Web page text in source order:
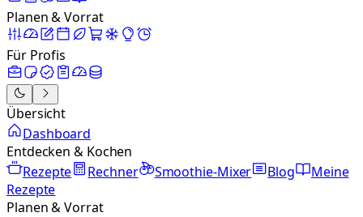
Planen & Vorrat
Für Profis
Übersicht
Dashboard
Entdecken & Kochen
Rezepte
Rechner Smoothie-Mixer Blog
Meine
Rezepte
Planen & Vorrat